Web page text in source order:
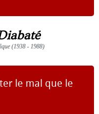
(1938 - 1988)
le mal que le